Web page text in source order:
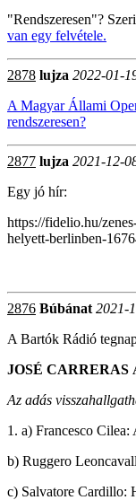
"Rendszeresen"?
van egy felvétele.
2878 lujza 2022-01-
A Magyar Állami
rendszeresen?
2877 lujza 2021-12-
Egy jó hír:
https://fidelio.hu/
helyett-berlinben-
2876 Búbánat 2021-
A Bartók Rádió
JOSÉ
Az adás
1. a) Francesco
b) Ruggero
c) Salvatore Cardillo: